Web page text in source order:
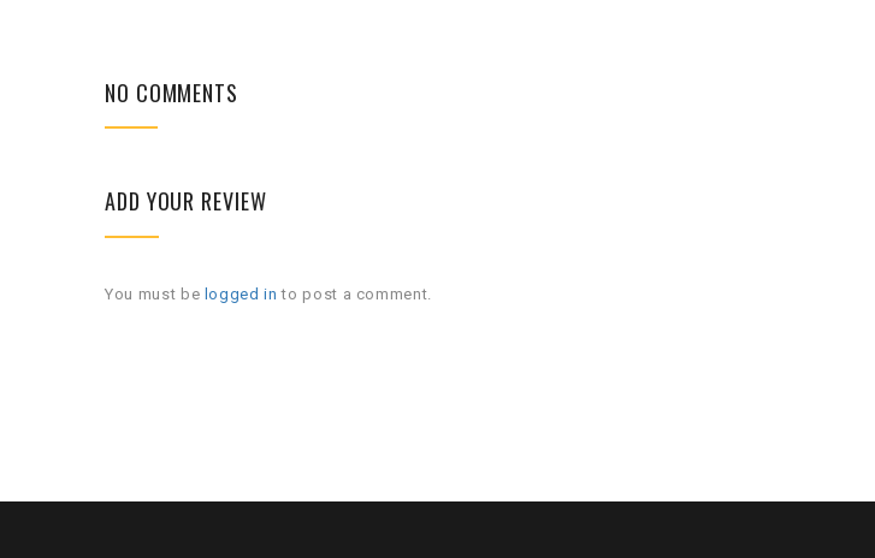
NO COMMENTS
ADD YOUR REVIEW
You must be logged in to post a comment.